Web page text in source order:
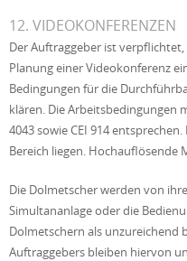
12. VIDEOKONFERENZEN
Der Auftraggeber ist
Planung einer Videokonferenz
Bedingungen für die
klären. Die Arbeitsbedingungen
4043 sowie CEI 914
Bereich liegen. Hochauflösende
Die Dolmetscher werden von
Simultananlage oder die
Dolmetschern als unzureichend
Auftraggebers bleiben hiervon